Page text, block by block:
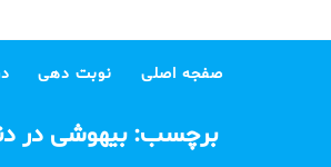
صفجه اصلی نوبت دهی
برچسب:بیهوشی در